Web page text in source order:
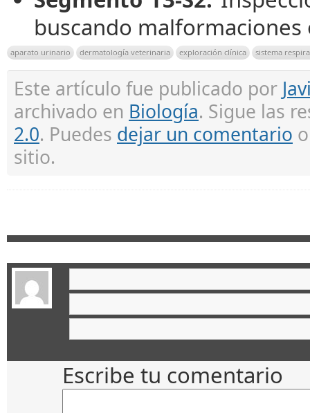
buscando
aparato urinario dermatología veterinaria exploración clínica sistema
Este artículo fue publicado por
archivado en Biología. Sigue las
2.0. Puedes dejar un comentario
sitio.
Escribe tu comentario